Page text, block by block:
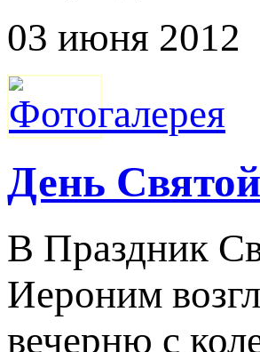
03 июня 2012
День
В Праздник
Иероним
вечерню с